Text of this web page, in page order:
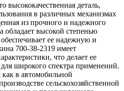
деталь,
в различных механизмах
из прочного и надежного
обладает высокой степенью
ее надежную и
700-38-2319 имеет
что делает ее
широкого спектра применений.
в автомобильной
сельскохозяйственной